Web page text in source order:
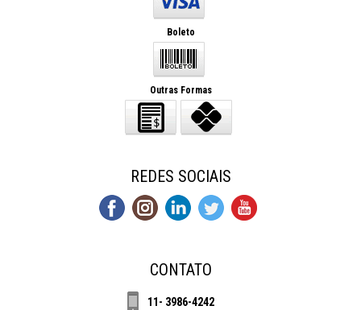
Boleto
Outras Formas
REDES SOCIAIS
CONTATO
11- 3986-4242